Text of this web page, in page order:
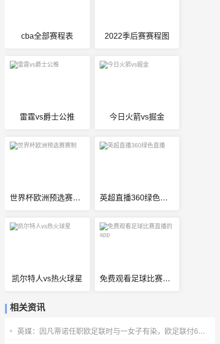
cba全部赛程表 2022季后赛赛程图
雷霆vs爵士公推 今日火箭vs掘金
世界杯欧洲预选赛赛制 英超直播360绿色直播
凯尔特人vs热火球星 免费观看足球比赛直播的app
相关资讯
英媒：因凡蒂诺任职欧足联时与一女子有染，欧足联付6位数封口费